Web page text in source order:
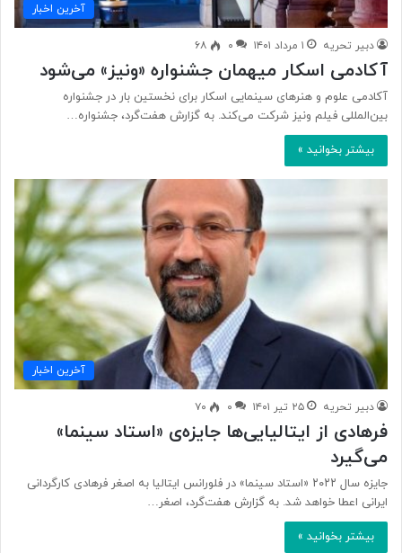
آخرین اخبار
دبیر تحریه ۱ مرداد ۱۴۰۱ ۰ ۶۸
آکادمی اسکار میهمان جشنواره «ونیز» می‌شود
آکادمی علوم و هنرهای سینمایی اسکار برای نخستین بار در جشنواره
بین‌المللی فیلم ونیز شرکت می‌کند. به گزارش هفت‌گرد، جشنواره…
بیشتر بخوانید »
آخرین اخبار
دبیر تحریه ۲۵ تیر ۱۴۰۱ ۰ ۷۰
فرهادی از ایتالیایی‌ها جایزه‌ی «استاد سینما»
می‌گیرد
جایزه سال ۲۰۲۲ «استاد سینما» در فلورانس ایتالیا به اصغر فرهادی کارگردانی
ایرانی اعطا خواهد شد. به گزارش هفت‌گرد، اصغر…
بیشتر بخوانید »